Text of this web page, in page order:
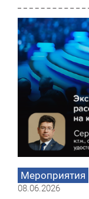
Мероприятия
08.06.2026